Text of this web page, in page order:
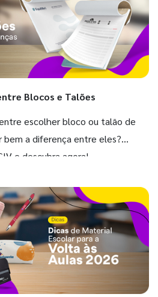
Blocos e Talões
escolher bloco ou talão de
a diferença entre eles?
e descubra agora!